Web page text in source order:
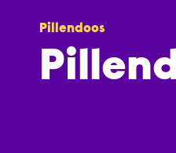
Pillendoos